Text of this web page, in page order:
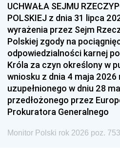
UCHWAŁA SEJMU
POLSKIEJ z dnia 31 lipca
wyrażenia przez Sejm
Polskiej zgody na
odpowiedzialności karnej
Króla za czyn określony w
wniosku z dnia 4 maja 2026
uzupełnionego w dniu 28
przedłożonego przez
Prokuratora Generalnego
Monitor Polski rok 2026 poz. 753